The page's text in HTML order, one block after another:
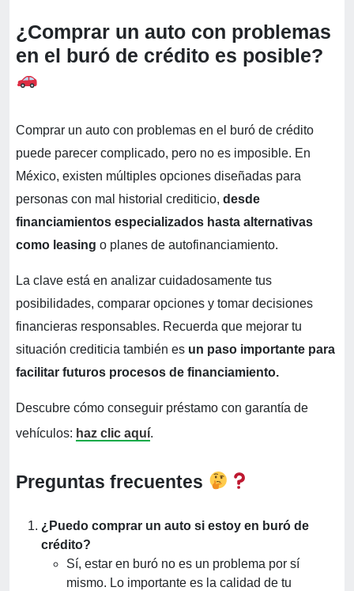
¿Comprar un auto con problemas
en el buró de crédito es posible?
Comprar un auto con problemas en el buró de crédito
puede parecer complicado, pero no es imposible. En
México, existen múltiples opciones diseñadas para
personas con mal historial crediticio, desde
financiamientos especializados hasta alternativas
como leasing o planes de autofinanciamiento.
La clave está en analizar cuidadosamente tus
posibilidades, comparar opciones y tomar decisiones
financieras responsables. Recuerda que mejorar tu
situación crediticia también es un paso importante para
facilitar futuros procesos de financiamiento.
Descubre cómo conseguir préstamo con garantía de
vehículos: haz clic aquí.
Preguntas frecuentes
¿Puedo comprar un auto si estoy en buró de
crédito?
Sí, estar en buró no es un problema por sí
mismo. Lo importante es la calidad de tu